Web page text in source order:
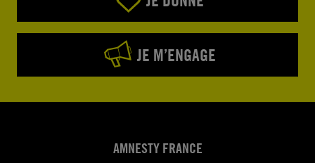
JE M’ENGAGE
AMNESTY FRANCE